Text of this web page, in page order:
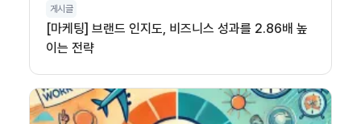
게시글
[마케팅] 브랜드 인지도, 비즈니스 성과를 2.86배 높
이는 전략